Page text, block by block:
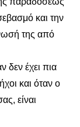
και την
της από
δεν έχει πια
και όταν ο
είναι